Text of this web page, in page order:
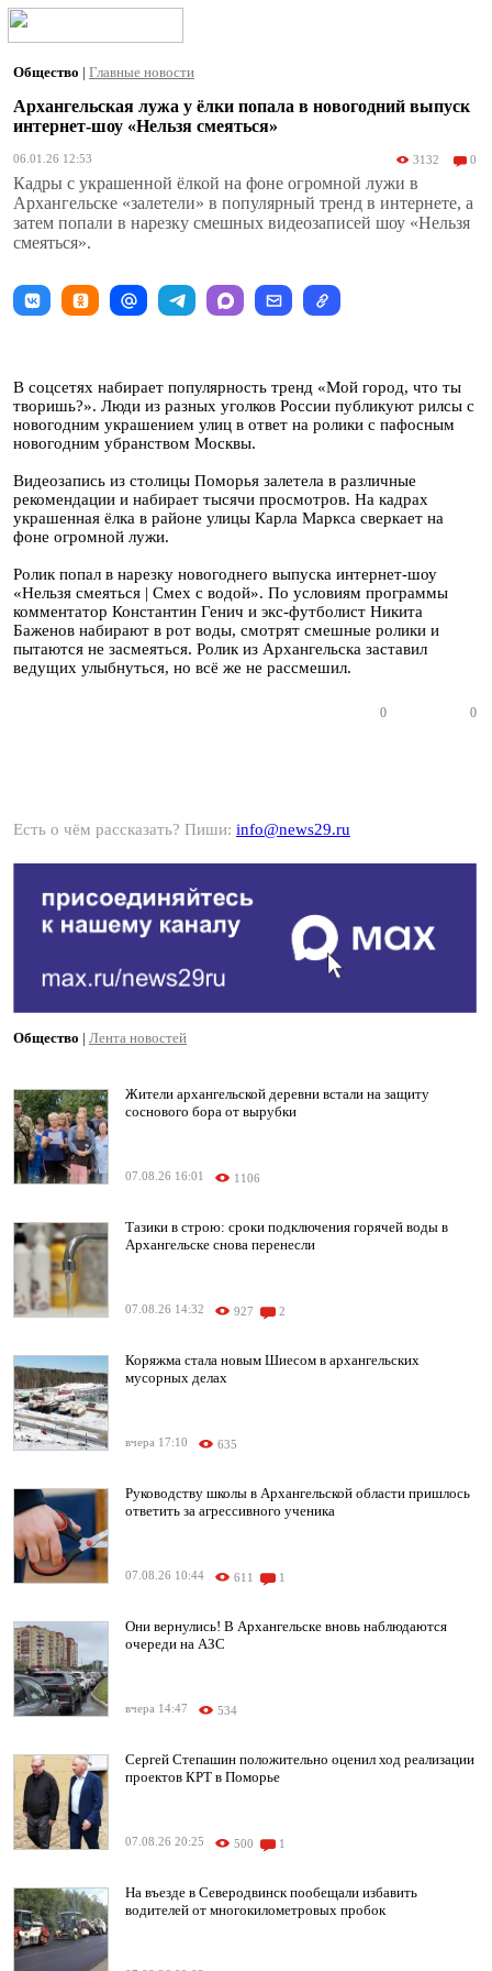
Общество | Главные новости
Архангельская лужа у ёлки попала в новогодний выпуск
интернет-шоу «Нельзя смеяться»
06.01.26 12:53 3132 0
Кадры с украшенной ёлкой на фоне огромной лужи в
Архангельске «залетели» в популярный тренд в интернете, а
затем попали в нарезку смешных видеозаписей шоу «Нельзя
смеяться».
В соцсетях набирает популярность тренд «Мой город, что ты
творишь?». Люди из разных уголков России публикуют рилсы с
новогодним украшением улиц в ответ на ролики с пафосным
новогодним убранством Москвы.
Видеозапись из столицы Поморья залетела в различные
рекомендации и набирает тысячи просмотров. На кадрах
украшенная ёлка в районе улицы Карла Маркса сверкает на
фоне огромной лужи.
Ролик попал в нарезку новогоднего выпуска интернет-шоу
«Нельзя смеяться | Смех с водой». По условиям программы
комментатор Константин Генич и экс-футболист Никита
Баженов набирают в рот воды, смотрят смешные ролики и
пытаются не засмеяться. Ролик из Архангельска заставил
ведущих улыбнуться, но всё же не рассмешил.
0 0
Есть о чём рассказать? Пиши: info@news29.ru
Общество | Лента новостей
Жители архангельской деревни встали на защиту
соснового бора от вырубки
07.08.26 16:01 1106
Тазики в строю: сроки подключения горячей воды в
Архангельске снова перенесли
07.08.26 14:32 927 2
Коряжма стала новым Шиесом в архангельских
мусорных делах
вчера 17:10 635
Руководству школы в Архангельской области пришлось
ответить за агрессивного ученика
07.08.26 10:44 611 1
Они вернулись! В Архангельске вновь наблюдаются
очереди на АЗС
вчера 14:47 534
Сергей Степашин положительно оценил ход реализации
проектов КРТ в Поморье
07.08.26 20:25 500 1
На въезде в Северодвинск пообещали избавить
водителей от многокилометровых пробок